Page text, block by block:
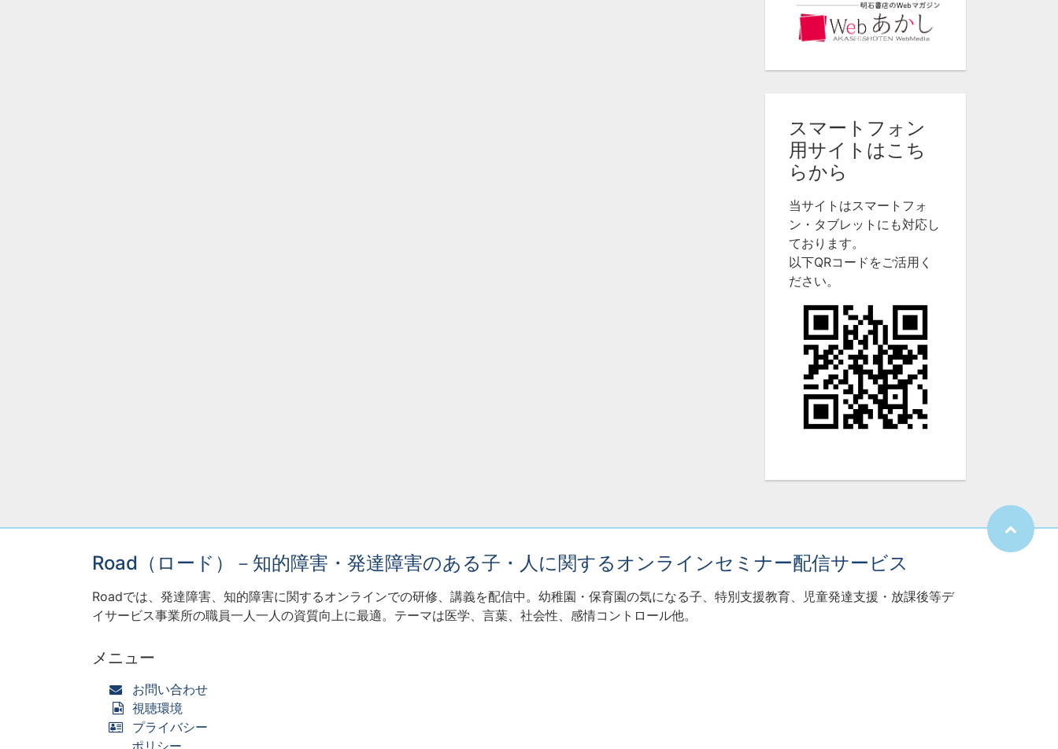
スマートフォン
用サイトはこち
らから
当サイトはスマートフォ
ン・タブレットにも対応し
ております。
以下QRコードをご活用く
ださい。
Road（ロード）－知的障害・発達障害のある子・人に関するオンラインセミナー配信サービス
Roadでは、発達障害、知的障害に関するオンラインでの研修、講義を配信中。幼稚園・保育園の気になる子、特別支援教育、児童発達支援・放課後等デ
イサービス事業所の職員一人一人の資質向上に最適。テーマは医学、言葉、社会性、感情コントロール他。
メニュー
お問い合わせ
視聴環境
プライバシー
ポリシー